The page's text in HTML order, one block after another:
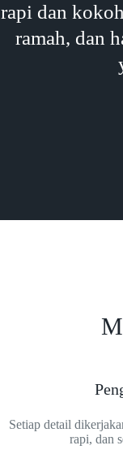
rapi dan
ramah, dan
Setiap detail
rapi, dan